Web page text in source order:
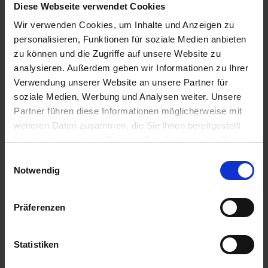
Diese Webseite verwendet Cookies
Wir verwenden Cookies, um Inhalte und Anzeigen zu
personalisieren, Funktionen für soziale Medien anbieten
zu können und die Zugriffe auf unsere Website zu
analysieren. Außerdem geben wir Informationen zu Ihrer
Verwendung unserer Website an unsere Partner für
soziale Medien, Werbung und Analysen weiter. Unsere
Partner führen diese Informationen möglicherweise mit
weiteren Daten zusammen, die Sie ihnen bereitgestellt
Notwendig
Präferenzen
Statistiken
IN DEN
WARENKORB
IN DEN
WARENKORB
Anmelden für Ihren persönlichen Preis
12,87 € / St
12,87 €
pro 1 Stück
Auf Lager